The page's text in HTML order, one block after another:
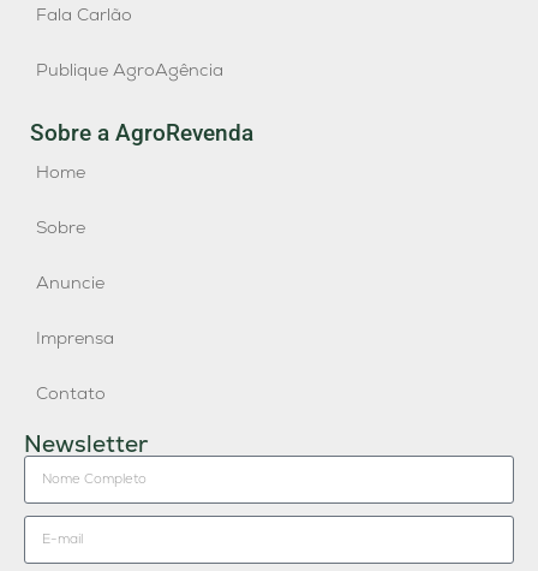
Fala Carlão
Publique AgroAgência
Sobre a AgroRevenda
Home
Sobre
Anuncie
Imprensa
Contato
Newsletter